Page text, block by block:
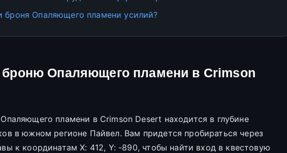
броня Опаляющего пламени усилий?
броню Опаляющего пламени в Crimson
пламени в Crimson Desert находится в глубине
в южном регионе Пайвел. Вам придется пробираться через
к координатам X: 412, Y: -890, чтобы найти вход в квестовую